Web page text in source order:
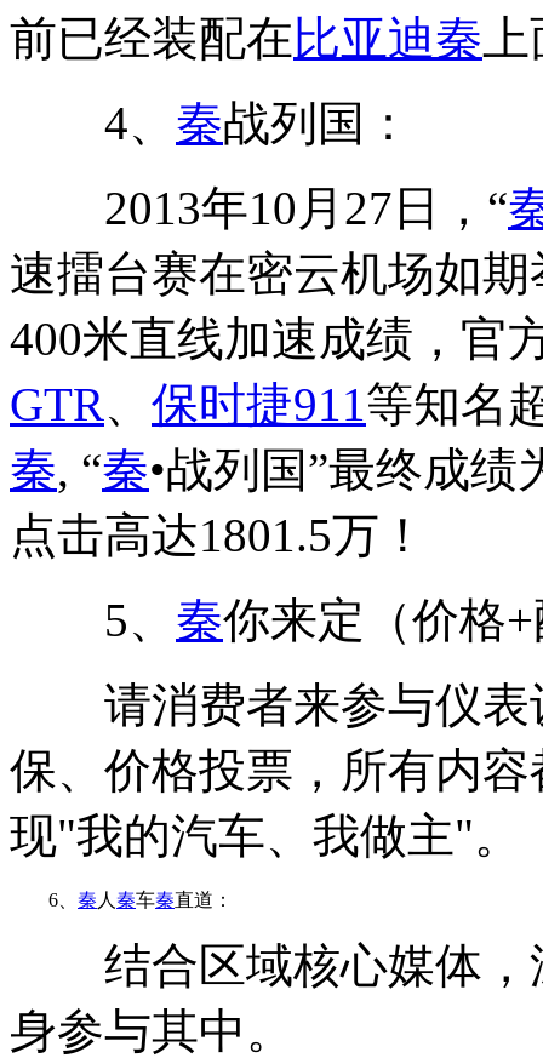
前已经装配在比亚迪秦
4、 秦战列国：
2013年10月27日，“
速擂台赛在密云机场如
400米直线加速成绩，官
GTR、 保时捷911等知名
秦, “秦•战列国”最终成
点击高达1801.5万！
5、 秦你来定（价格
请消费者来参与仪表
保、价格投票，所有内
现"我的汽车、我做主"。
6、 秦 人 秦车秦直道：
结合区域核心媒体，
身参与其中。